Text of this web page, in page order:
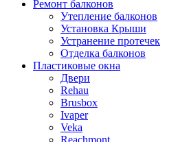
Ремонт балконов
Утепление балконов
Установка Крыши
Устранение протечек
Отделка балконов
Пластиковые окна
Двери
Rehau
Brusbox
Ivaper
Veka